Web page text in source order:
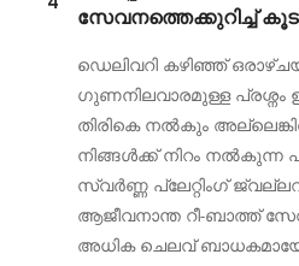
സേവനത്തെക്കുറിച്ച്
ഡെലിവറി കഴിഞ്ഞ്
ഗുണനിലവാരമുള്ള പ്രശ്നം
തിരികെ നൽകും
നിങ്ങൾക്ക് നിറം നൽകുന്ന
സ്വർണ്ണ പ്ലേറ്റിംഗ്
ആജീവനാന്ത റീ-ബാത്ത്
അധിക ചെലവ്